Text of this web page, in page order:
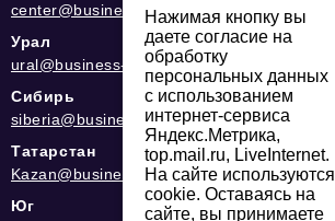
center@business-magazine.online
Урал
ural@business-magazine.online
Сибирь
siberia@business-magazine.online
Татарстан
Kazan@business-magazine.online
Юг
Нажимая кнопку вы
даете согласие на
обработку
персональных данных
с использованием
интернет-сервиса
Яндекс.Метрика,
top.mail.ru, LiveInternet.
На сайте используются
cookie. Оставаясь на
сайте, вы принимаете